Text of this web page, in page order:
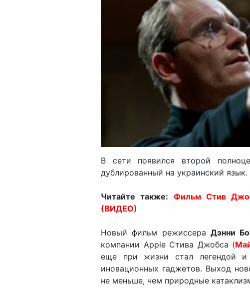
В сети появился второй
дублированный на украинский язык.
Читайте также: Фильм Стив
(ВИДЕО)
Новый фильм режиссера Дэнни
компании Apple Стива Джобса (
еще при жизни стал легендой
иновационных гаджетов. Выход
не меньше, чем природные